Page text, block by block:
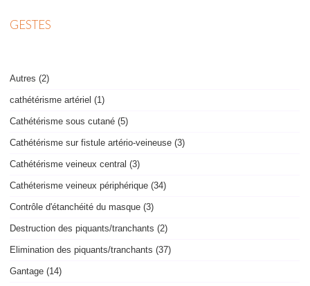
GESTES
Autres (2)
cathétérisme artériel (1)
Cathétérisme sous cutané (5)
Cathétérisme sur fistule artério-veineuse (3)
Cathétérisme veineux central (3)
Cathéterisme veineux périphérique (34)
Contrôle d'étanchéité du masque (3)
Destruction des piquants/tranchants (2)
Elimination des piquants/tranchants (37)
Gantage (14)